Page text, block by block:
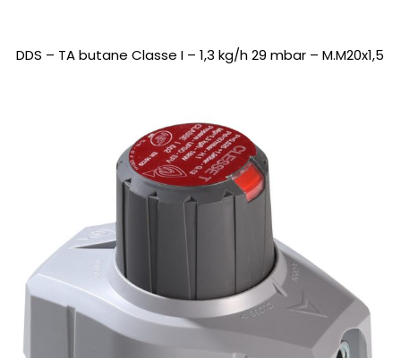
DDS – TA butane Classe I – 1,3 kg/h 29 mbar – M.M20x1,5